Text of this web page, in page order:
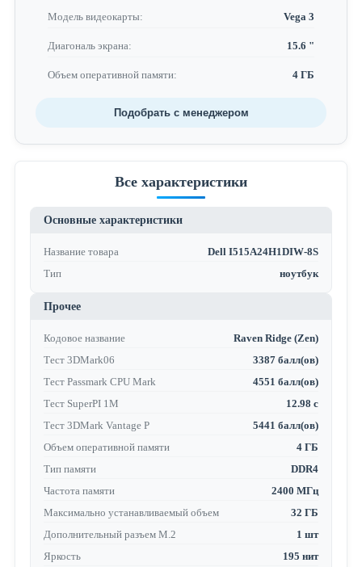
Модель видеокарты: Vega 3
Диагональ экрана: 15.6 "
Объем оперативной памяти: 4 ГБ
Подобрать с менеджером
Все характеристики
Основные характеристики
Название товара
Dell I515A24H1DIW-8S
Тип
ноутбук
Прочее
Кодовое название
Raven Ridge (Zen)
Тест 3DMark06
3387 балл(ов)
Тест Passmark CPU Mark
4551 балл(ов)
Тест SuperPI 1M
12.98 с
Тест 3DMark Vantage P
5441 балл(ов)
Объем оперативной памяти
4 ГБ
Тип памяти
DDR4
Частота памяти
2400 МГц
Максимально устанавливаемый объем
32 ГБ
Дополнительный разъем M.2
1 шт
Яркость
195 нит